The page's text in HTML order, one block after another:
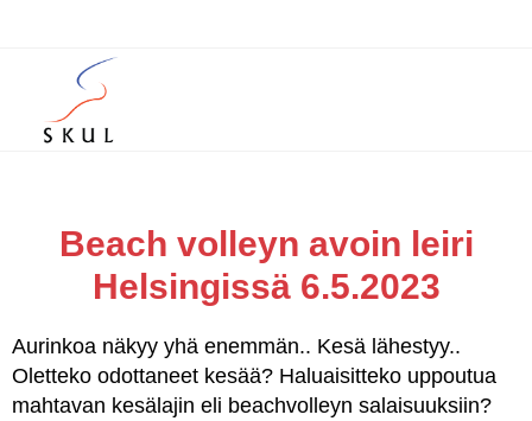
Beach volleyn avoin leiri
Helsingissä 6.5.2023
Aurinkoa näkyy yhä enemmän.. Kesä lähestyy..
Oletteko odottaneet kesää? Haluaisitteko uppoutua
mahtavan kesälajin eli beachvolleyn salaisuuksiin?